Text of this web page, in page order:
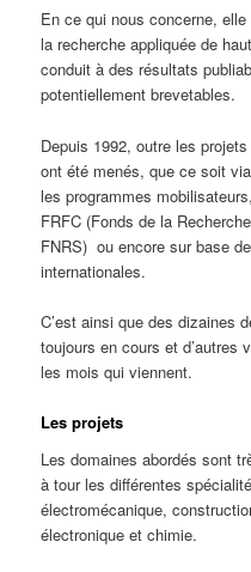
En ce qui nous concerne,
la recherche appliquée de
conduit à des résultats
potentiellement brevetables.
Depuis 1992, outre les
ont été menés, que ce soit
les programmes
FRFC (Fonds de la
FNRS) ou encore sur base
internationales.
C’est ainsi que des dizaines
toujours en cours et d’autres
les mois qui viennent.
Les projets
Les domaines abordés sont
à tour les différentes
électromécanique,
électronique et chimie.